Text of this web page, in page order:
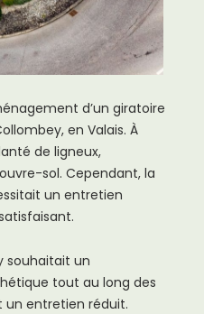
d’un giratoire
en Valais. À
de ligneux,
sol. Cependant, la
un entretien
souhaitait un
tout au long des
un entretien réduit.